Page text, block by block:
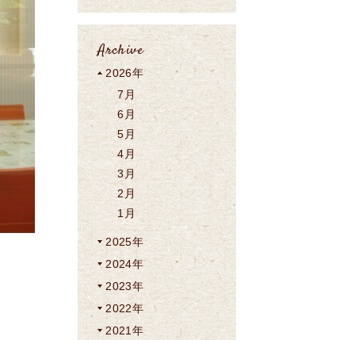
Archive
2026年
7月
6月
5月
4月
3月
2月
1月
2025年
2024年
2023年
2022年
2021年